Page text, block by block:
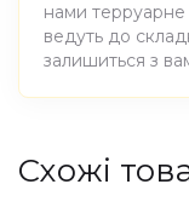
нами терруарне
ведуть до
залишиться з
Атрибути
Cхожі